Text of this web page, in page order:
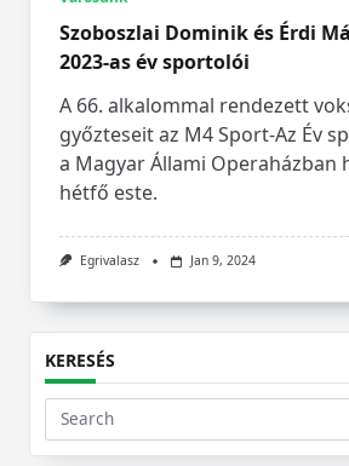
Szoboszlai Dominik és Érdi
2023-as év sportolói
A 66. alkalommal rendezett
győzteseit az M4 Sport-Az Év
a Magyar Állami Operaházban
hétfő este.
Egrivalasz Jan 9, 2024
KERESÉS
Search
for: